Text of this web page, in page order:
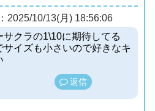
2025/10/13(月) 18:56:06
サクラの1\10に期待してる
イズも小さいので好きなキ
返信